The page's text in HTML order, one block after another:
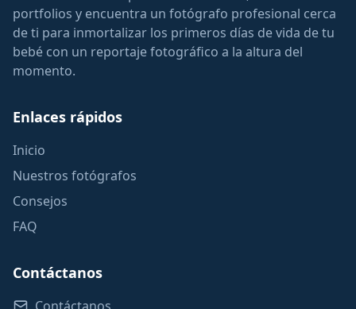
portfolios y encuentra un fotógrafo profesional cerca
de ti para inmortalizar los primeros días de vida de tu
bebé con un reportaje fotográfico a la altura del
momento.
Enlaces rápidos
Inicio
Nuestros fotógrafos
Consejos
FAQ
Contáctanos